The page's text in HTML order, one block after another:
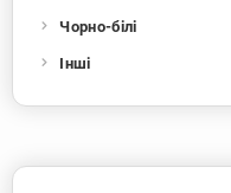
Чорно-білі
Інші